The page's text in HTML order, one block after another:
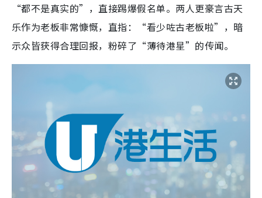
“都不是真实的”，直接踢爆假名单。两人更豪言古天
乐作为老板非常慷慨，直指：“看少咗古老板啦”，暗
示众皆获得合理回报，粉碎了“薄待港星”的传闻。